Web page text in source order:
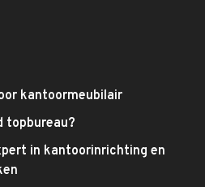
kantoormeubilair
topbureau?
in kantoorinrichting en